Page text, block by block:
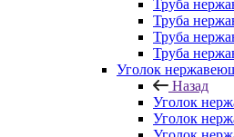
Труба
Труба
Труба
Труба
Уголок
Назад
Уголок
Уголок